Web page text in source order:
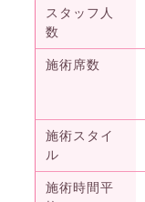
スタッフ人
数
施術席数
施術スタイ
ル
施術時間平